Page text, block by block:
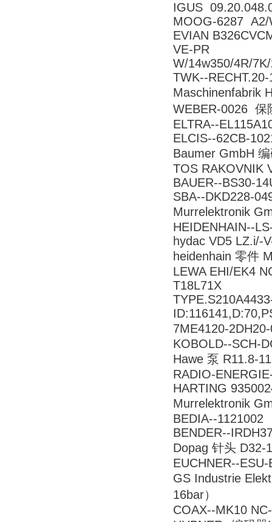
IGUS
MOOG-6287 A2/
EVIAN
VE-PR
W/14w350/4R/
TWK--
Maschinenfabrik
WEBER-0026 保
ELTRA--
ELCIS--62CB-
Baumer GmbH
TOS
BAUER--BS30-
SBA--DKD228-
Murrelektronik
HEIDENHAIN--
hydac VD5
heidenhain 零件
LEWA EHI/EK4
T18L71X
7ME4120-
KOBOLD--SCH-
Hawe 泵 R11.8-
RADIO-
HARTING
Murrelektronik
BEDIA--1121002
BENDER--
Dopag 针头 D32-
EUCHNER--
GS Industrie
16bar）
COAX--MK10